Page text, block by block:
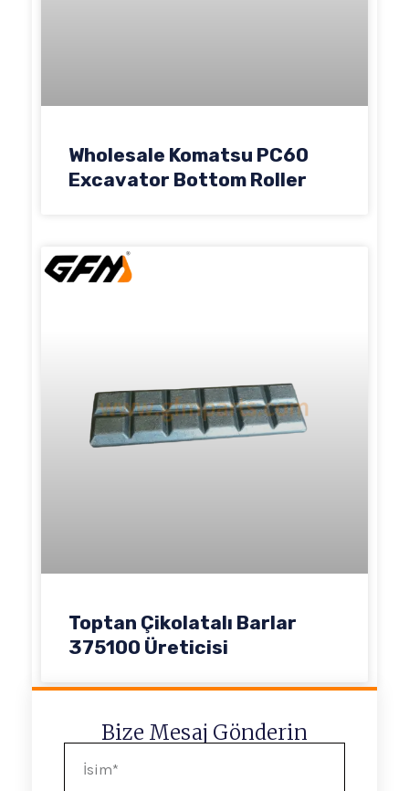
Wholesale Komatsu PC60
Excavator Bottom Roller
Toptan Çikolatalı Barlar
375100 Üreticisi
Bize Mesaj Gönderin